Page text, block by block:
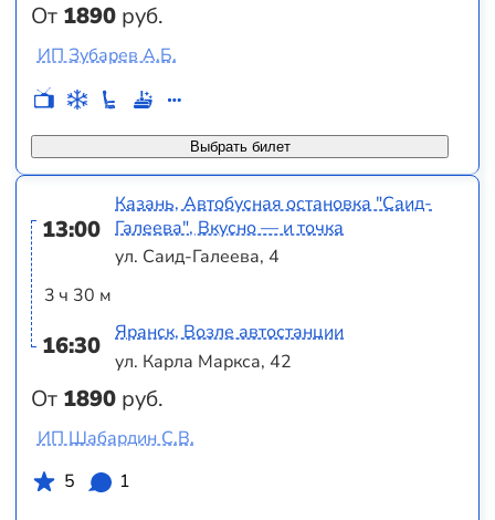
От 1890 руб.
Выбрать билет
ИП Зубарев А.Б.
13:00
3 ч 30 м
16:30
От 1890 руб.
Казань, Автобусная остановка "Саид-
Галеева", Вкусно — и точка
ул. Саид-Галеева, 4
Яранск, Возле автостанции
ул. Карла Маркса, 42
ИП Шабардин С.В.
5
1